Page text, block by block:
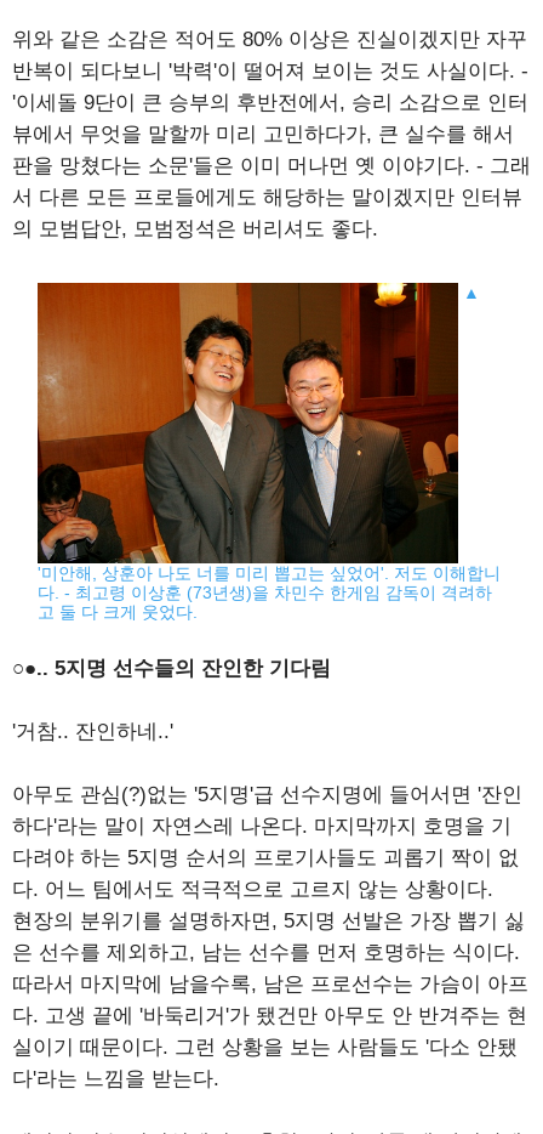
위와 같은 소감은 적어도 80% 이상은 진실이겠지만 자꾸
반복이 되다보니 '박력'이 떨어져 보이는 것도 사실이다. -
'이세돌 9단이 큰 승부의 후반전에서, 승리 소감으로 인터
뷰에서 무엇을 말할까 미리 고민하다가, 큰 실수를 해서
판을 망쳤다는 소문'들은 이미 머나먼 옛 이야기다. - 그래
서 다른 모든 프로들에게도 해당하는 말이겠지만 인터뷰
의 모범답안, 모범정석은 버리셔도 좋다.
▲
'미안해, 상훈아 나도 너를 미리 뽑고는 싶었어'. 저도 이해합니
다. - 최고령 이상훈 (73년생)을 차민수 한게임 감독이 격려하
고 둘 다 크게 웃었다.
○●.. 5지명 선수들의 잔인한 기다림
'거참.. 잔인하네..'
아무도 관심(?)없는 '5지명'급 선수지명에 들어서면 '잔인
하다'라는 말이 자연스레 나온다. 마지막까지 호명을 기
다려야 하는 5지명 순서의 프로기사들도 괴롭기 짝이 없
다. 어느 팀에서도 적극적으로 고르지 않는 상황이다.
현장의 분위기를 설명하자면, 5지명 선발은 가장 뽑기 싫
은 선수를 제외하고, 남는 선수를 먼저 호명하는 식이다.
따라서 마지막에 남을수록, 남은 프로선수는 가슴이 아프
다. 고생 끝에 '바둑리거'가 됐건만 아무도 안 반겨주는 현
실이기 때문이다. 그런 상황을 보는 사람들도 '다소 안됐
다'라는 느낌을 받는다.